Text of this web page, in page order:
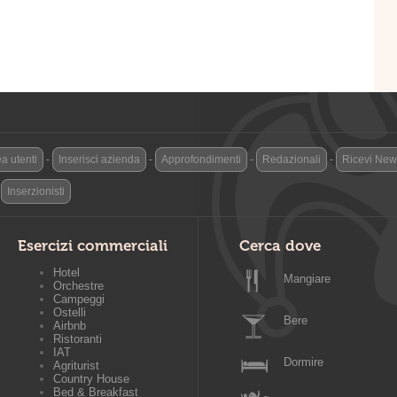
utenti - Inserisci azienda - Approfondimenti - Redazionali - Ricevi
Inserzionisti
Esercizi commerciali
Hotel
Orchestre
Campeggi
Ostelli
Airbnb
Ristoranti
IAT
Agriturist
Country House
Bed & Breakfast
Cerca dove
Mangiare
Bere
Dormire